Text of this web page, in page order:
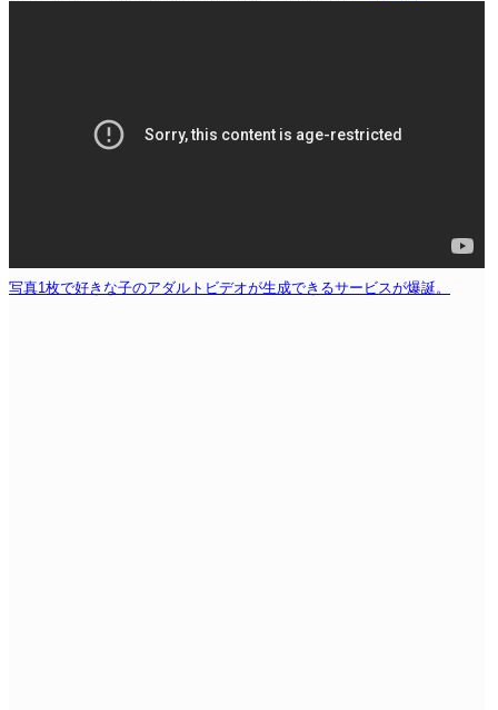
写真1枚で好きな子のアダルトビデオが生成できるサービスが爆誕。